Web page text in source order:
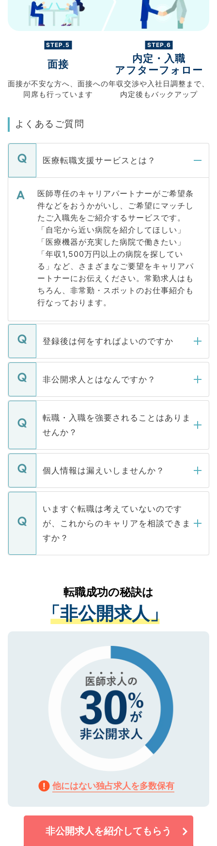
STEP.5
面接
面接が不安な方へ、 面接への
同席も行っています
STEP.6
内定・入職
アフターフォロー
年収交渉や入社日調整まで、
内定後もバックアップ
よくあるご質問
医療転職支援サービスとは？
医師専任のキャリアパートナーがご希望条
件などをおうかがいし、ご希望にマッチし
たご入職先をご紹介するサービスです。
「自宅から近い病院を紹介してほしい」
「医療機器が充実した病院で働きたい」
「年収1,500万円以上の病院を探してい
る」など、さまざまなご要望をキャリアパ
ートナーにお伝えください。常勤求人はも
ちろん、非常勤・スポットのお仕事紹介も
行なっております。
登録後は何をすればよいのですか
ご登録いただきましたら、弊社担当者がご
登録内容を確認し、その後メールもしくは
ます。通常、5営業日以内にはご連絡をせて
いただきますので、しばらくお待ちくださ
非公開求人とはなんですか？
マイナビDOCTORで取り扱っている求人の
うち約3割は、Webサイトからご覧いただ
けない「非公開求人」です。非公開求人は
下記の理由によって、一般には公開してい
ません。
■応募殺到を避けるため 人気のある医療機
関を公にしてしまうと、応募が殺到する場
に、医療機関が求める条件に合った人材の
みを人材紹介会社に依頼するケースが増え
ています。
転職・入職を強要されることはありま
せんか？
転職・入職を強要することは一切ありませ
ん。また、仮に応募先から内定をいただい
定を承諾する必要はありません。内定先へ
の辞退の連絡はキャリアパートナーが行い
個人情報は漏えいしませんか？
個人情報が漏えいすることはありませんの
で、ご安心ください。当サイトからの登録
などで収集したご登録者様の個人情報は、
ご本人のキャリアアップおよび転職活動の
支援を目的に使用いたします。お預かりし
ているすべての個人データはご本人の許可
は、個人情報の取り扱いについての厳密な
管理基準を満たした事業者のみに付与され
る、プライバシーマークを取得済みです。
で、機密保持に関してもご安心ください。
いますぐ転職は考えていないのです
が、これからのキャリアを相談できま
すか？
かがいして、現在の医療機関の状況や紹介
経験をまじえながら、適切なアドバイスを
させていただきます。すぐにご転職をされ
ない方には、長期的なサポートが可能です
ので、まずはご登録ください。
転職成功の秘訣は
「非公開求人」
他にはない独占求人を多数保有
非公開求人を紹介してもらう